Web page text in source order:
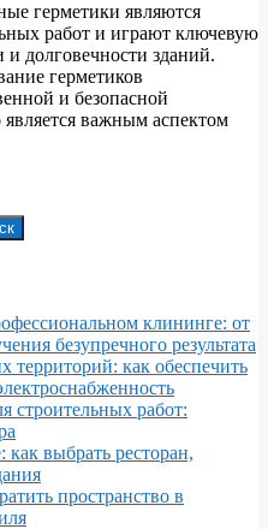
герметики являются
работ и играют ключевую
долговечности зданий.
герметиков
и безопасной
важным аспектом
клининге: от
безупречного результата
как обеспечить
строительных работ:
выбрать ресторан,
пространство в